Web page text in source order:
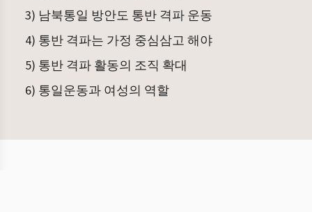
3) 남북통일 방안도 통반 격파 운동
4) 통반 격파는 가정 중심삼고 해야
5) 통반 격파 활동의 조직 확대
6) 통일운동과 여성의 역할